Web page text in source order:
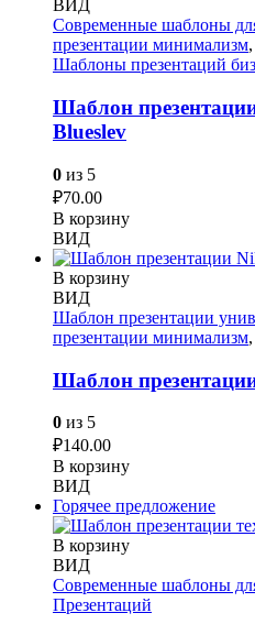
ВИД
Современные шаблоны
презентации минимализм,
Шаблоны презентаций
Шаблон
Blueslev
0 из 5
₽70.00
В корзину
ВИД
В корзину
ВИД
Шаблон презентации
презентации минимализм,
Шаблон
0 из 5
₽140.00
В корзину
ВИД
Горячее предложение
В корзину
ВИД
Современные шаблоны
Презентаций